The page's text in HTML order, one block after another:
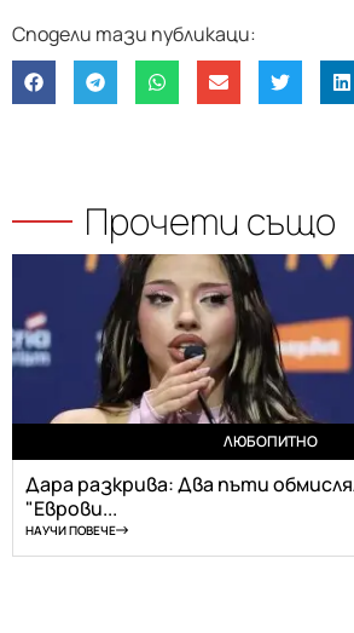
Прочети също
ЛЮБОПИТНО
Дара разкрива: Два пъти
"Еврови...
НАУЧИ ПОВЕЧЕ